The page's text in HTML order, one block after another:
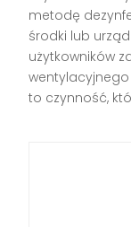
metodę
środki lub
użytkowników
to czynność,